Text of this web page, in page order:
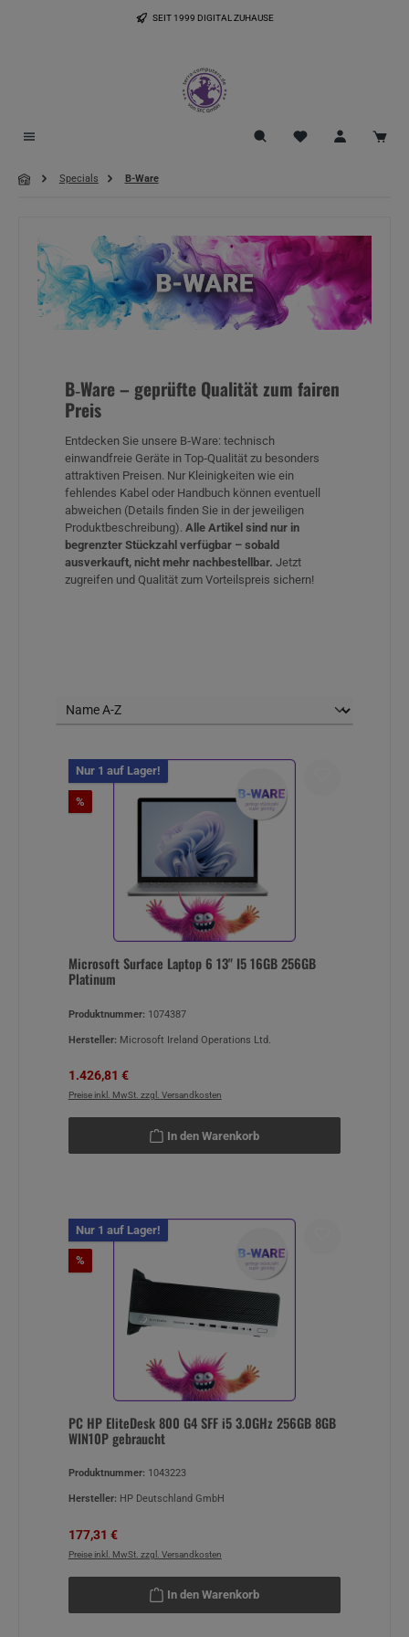
SEIT 1999 DIGITAL ZUHAUSE
Du hast 0
Specials B-Ware
B‑Ware – geprüfte Qualität zum fairen
Preis
Entdecken Sie unsere B‑Ware: technisch
einwandfreie Geräte in Top‑Qualität zu besonders
attraktiven Preisen. Nur Kleinigkeiten wie ein
fehlendes Kabel oder Handbuch können eventuell
abweichen (Details finden Sie in der jeweiligen
Produktbeschreibung). Alle Artikel sind nur in
begrenzter Stückzahl verfügbar – sobald
ausverkauft, nicht mehr nachbestellbar. Jetzt
zugreifen und Qualität zum Vorteilspreis sichern!
Nur 1 auf Lager!
%Rabatt
Microsoft Surface Laptop 6 13" I5 16GB 256GB
Platinum
Produktnummer: 1074387
Hersteller: Microsoft Ireland Operations Ltd.
Verkaufspreis:
1.426,81 €
Preise inkl. MwSt. zzgl. Versandkosten
In den Warenkorb
Nur 1 auf Lager!
%Rabatt
PC HP EliteDesk 800 G4 SFF i5 3.0GHz 256GB 8GB
WIN10P gebraucht
Produktnummer: 1043223
Hersteller: HP Deutschland GmbH
Verkaufspreis:
177,31 €
Preise inkl. MwSt. zzgl. Versandkosten
In den Warenkorb